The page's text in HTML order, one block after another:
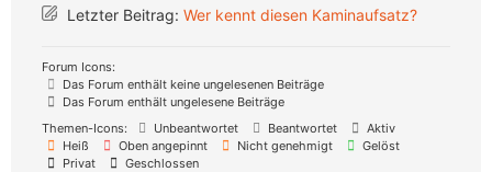
Letzter Beitrag: Wer kennt diesen Kaminaufsatz?
Forum Icons:
Das Forum enthält keine ungelesenen Beiträge
Das Forum enthält ungelesene Beiträge
Themen-Icons:
Unbeantwortet Beantwortet
Aktiv
Heiß
Oben angepinnt Nicht genehmigt
Gelöst
Privat
Geschlossen